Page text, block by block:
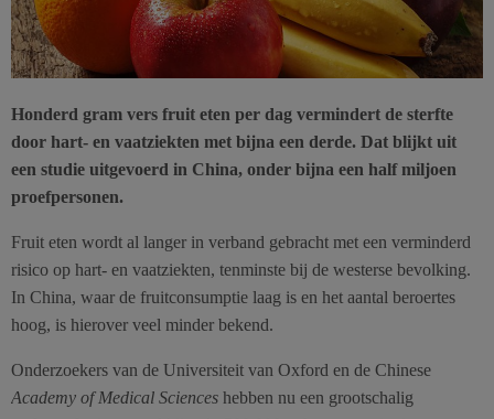
Honderd gram vers fruit eten per dag vermindert de sterfte
door hart- en vaatziekten met bijna een derde. Dat blijkt uit
een studie uitgevoerd in China, onder bijna een half miljoen
proefpersonen.
Fruit eten wordt al langer in verband gebracht met een verminderd
risico op hart- en vaatziekten, tenminste bij de westerse bevolking.
In China, waar de fruitconsumptie laag is en het aantal beroertes
hoog, is hierover veel minder bekend.
Onderzoekers van de Universiteit van Oxford en de Chinese
Academy of Medical Sciences hebben nu een grootschalig